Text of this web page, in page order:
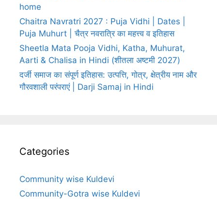
home
Chaitra Navratri 2027 : Puja Vidhi | Dates |
Puja Muhurt | चैत्र नवरात्रि का महत्त्व व इतिहास
Sheetla Mata Pooja Vidhi, Katha, Muhurat,
Aarti & Chalisa in Hindi (शीतला अष्टमी 2027)
दर्जी समाज का संपूर्ण इतिहास: उत्पत्ति, गोत्र, क्षेत्रीय नाम और
गौरवशाली परंपराएं | Darji Samaj in Hindi
Categories
Community wise Kuldevi
Community-Gotra wise Kuldevi